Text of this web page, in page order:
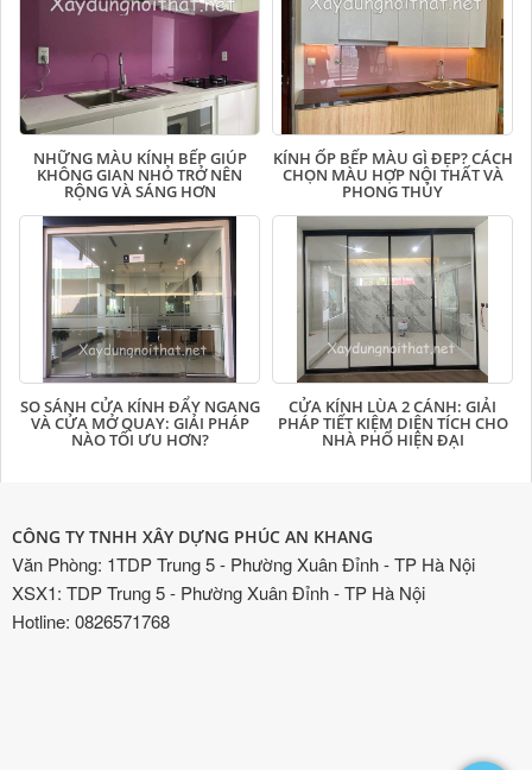
NHỮNG MÀU KÍNH BẾP GIÚP
KHÔNG GIAN NHỎ TRỞ NÊN
RỘNG VÀ SÁNG HƠN
KÍNH ỐP BẾP MÀU GÌ ĐẸP? CÁCH
CHỌN MÀU HỢP NỘI THẤT VÀ
PHONG THỦY
SO SÁNH CỬA KÍNH ĐẨY NGANG
VÀ CỬA MỞ QUAY: GIẢI PHÁP
NÀO TỐI ƯU HƠN?
CỬA KÍNH LÙA 2 CÁNH: GIẢI
PHÁP TIẾT KIỆM DIỆN TÍCH CHO
NHÀ PHỐ HIỆN ĐẠI
CÔNG TY TNHH XÂY DỰNG PHÚC AN KHANG
Văn Phòng: 1TDP Trung 5 - Phường Xuân Đỉnh - TP Hà Nội
XSX1: TDP Trung 5 - Phường Xuân Đỉnh - TP Hà Nội
Hotline: 0826571768